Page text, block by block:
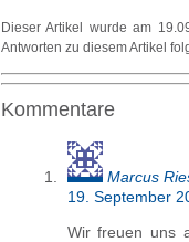
Dieser Artikel wurde am
Antworten zu diesem Artikel
Kommentare
Marcus
19. September
Wir freuen uns